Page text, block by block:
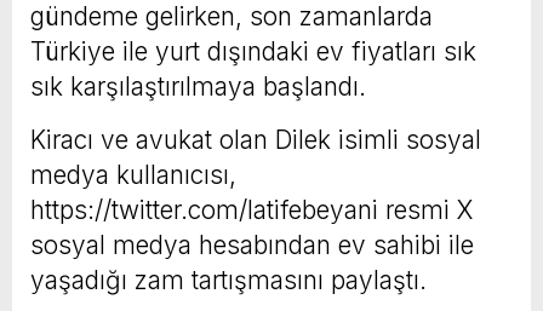
gündeme gelirken, son zamanlarda
Türkiye ile yurt dışındaki ev fiyatları sık
sık karşılaştırılmaya başlandı.
Kiracı ve avukat olan Dilek isimli sosyal
medya kullanıcısı,
https://twitter.com/latifebeyani resmi X
sosyal medya hesabından ev sahibi ile
yaşadığı zam tartışmasını paylaştı.